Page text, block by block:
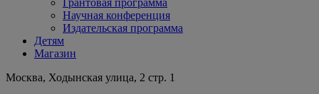
Грантовая программа
Научная конференция
Издательская программа
Детям
Магазин
Москва, Ходынская улица, 2 стр. 1